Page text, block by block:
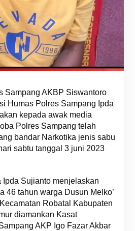
Sampang AKBP Siswantoro
Humas Polres Sampang Ipda
kepada awak media
Polres Sampang telah
bandar Narkotika jenis sabu
sabtu tanggal 3 juni 2023
Ipda Sujianto menjelaskan
46 tahun warga Dusun Melko’
Robatal Kabupaten
diamankan Kasat
AKP Igo Fazar Akbar